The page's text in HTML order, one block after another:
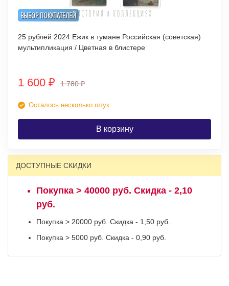
ВЫБОР ПОКУПАТЕЛЕЙ
25 рублей 2024 Ежик в тумане Российская (советская)
мультипликация / Цветная в блистере
1 600 ₽ 1 780₽
Осталось несколько штук
В корзину
ДОСТУПНЫЕ СКИДКИ
Покупка > 40000 руб. Скидка - 2,10
руб.
Покупка > 20000 руб. Скидка - 1,50 руб.
Покупка > 5000 руб. Скидка - 0,90 руб.